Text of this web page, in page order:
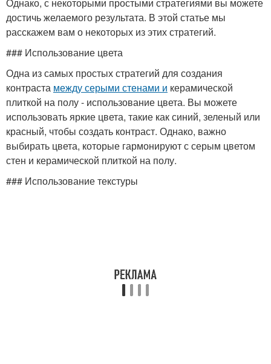
достичь желаемого результата. В этой статье мы
расскажем вам о некоторых из этих стратегий.
### Использование цвета
Одна из самых простых стратегий для создания
контраста между серыми стенами и керамической
плиткой на полу - использование цвета. Вы можете
использовать яркие цвета, такие как синий, зеленый или
красный, чтобы создать контраст. Однако, важно
выбирать цвета, которые гармонируют с серым цветом
стен и керамической плиткой на полу.
### Использование текстуры